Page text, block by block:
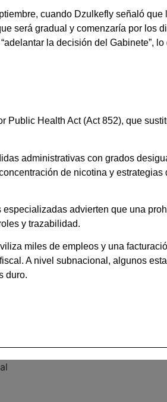
cuando Dzulkefly señaló
será gradual y comenzaría por los
la decisión del Gabinete”,
Public Health Act (Act 852), que
administrativas con grados
de nicotina y
advierten que una
y trazabilidad.
miles de empleos y una
A nivel subnacional, algunos
duro.